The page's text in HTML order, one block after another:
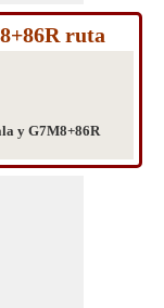
ruta
y G7M8+86R